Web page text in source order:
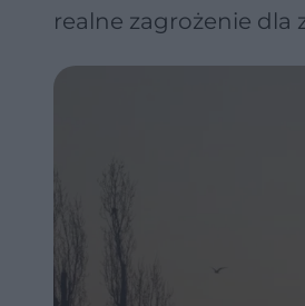
realne zagrożenie dla